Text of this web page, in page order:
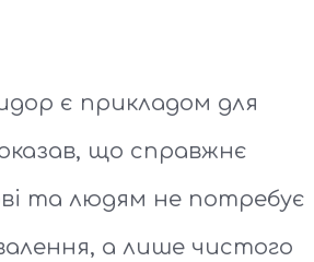
є прикладом для
що справжнє
та людям не потребує
а лише чистого